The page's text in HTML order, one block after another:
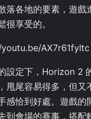
落各地的要素，遊戲
很享受的。
AX7r61fyltc
設定下，Horizon 2
甩尾容易得多，但又
感恰到好處。遊戲的
到會場的賽事，搭配